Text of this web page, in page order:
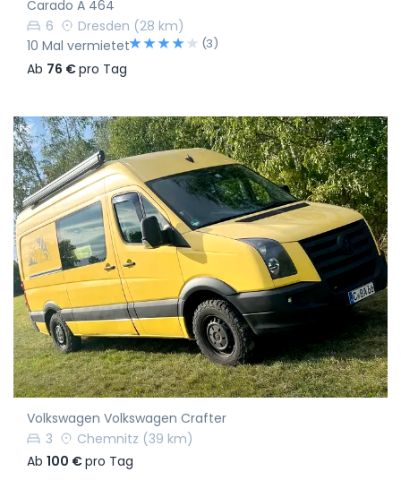
Carado A 464
6
Dresden (28 km)
10 Mal vermietet
(3)
Ab 76 €pro Tag
Volkswagen Volkswagen Crafter
3
Chemnitz (39 km)
Ab 100 €pro Tag